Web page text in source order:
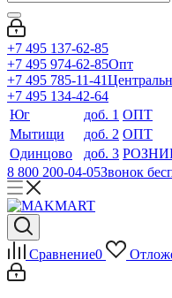
+7 495 137-62-85
+7 495 974-62-85Опт
+7 495 785-11-41
+7 495 134-42-64
Юг
доб. 1 ОПТ
Мытищи
доб. 2 ОПТ
Одинцово
доб. 3
8 800 200-04-05Звонок
Сравнение0